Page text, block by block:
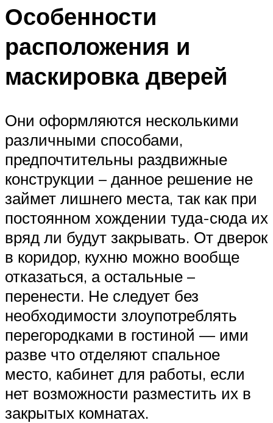
Особенности
расположения и
маскировка дверей
Они оформляются несколькими
различными способами,
предпочтительны раздвижные
конструкции – данное решение не
займет лишнего места, так как при
постоянном хождении туда-сюда их
вряд ли будут закрывать. От дверок
в коридор, кухню можно вообще
отказаться, а остальные –
перенести. Не следует без
необходимости злоупотреблять
перегородками в гостиной — ими
разве что отделяют спальное
место, кабинет для работы, если
нет возможности разместить их в
закрытых комнатах.